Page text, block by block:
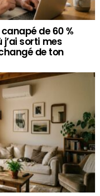
de 60 %
j’ai sorti mes
de ton